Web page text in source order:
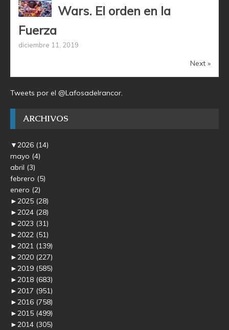
Wars. El orden en la
Fuerza
diciembre 11, 2019
Next »
Tweets por el @Lafosadelrancor.
ARCHIVOS
▼2026 (14)
mayo (4)
abril (3)
febrero (5)
enero (2)
►2025 (28)
►2024 (28)
►2023 (31)
►2022 (51)
►2021 (139)
►2020 (227)
►2019 (585)
►2018 (683)
►2017 (951)
►2016 (758)
►2015 (499)
►2014 (305)